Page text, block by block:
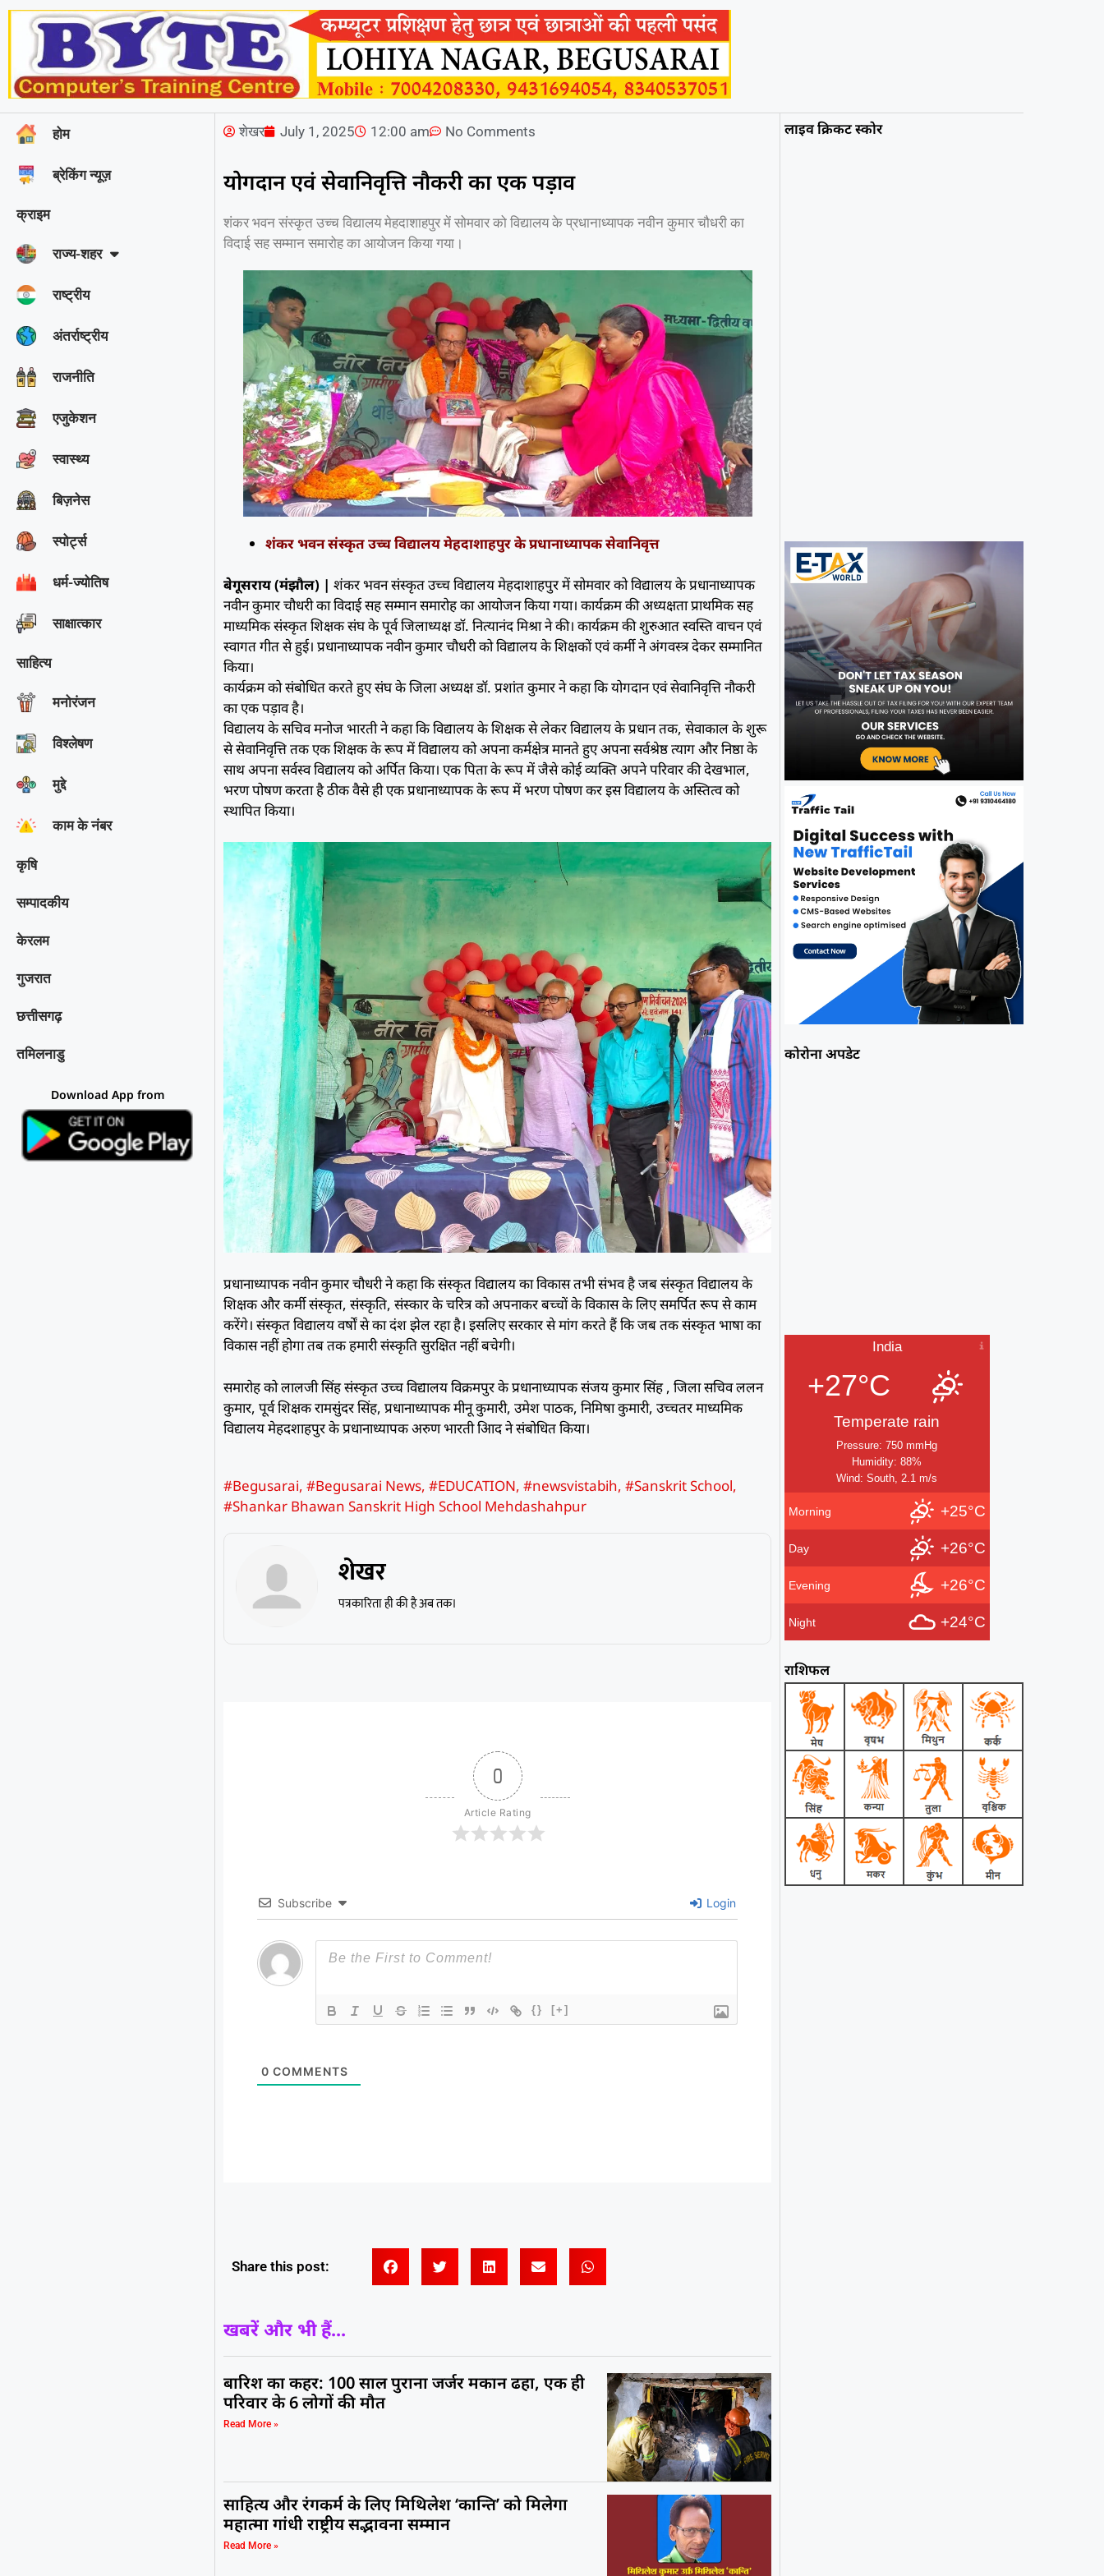
होम
ब्रेकिंग न्यूज़
क्राइम
राज्‍य-शहर
राष्ट्रीय
अंतर्राष्ट्रीय
राजनीति
एजुकेशन
स्वास्थ्य
बिज़नेस
स्पोर्ट्स
धर्म-ज्योतिष
साक्षात्‍कार
साहित्य
मनोरंजन
विश्‍लेषण
मुद्दे
काम के नंबर
कृषि
सम्पादकीय
केरलम
गुजरात
छत्तीसगढ़
तमिलनाडु
Download App from
शेखर July 1, 2025 12:00 am No Comments
योगदान एवं सेवानिवृत्ति नौकरी का एक पड़ाव
शंकर भवन संस्कृत उच्च विद्यालय मेहदाशाहपुर में सोमवार को विद्यालय के प्रधानाध्यापक नवीन कुमार चौधरी का
विदाई सह सम्मान समारोह का आयोजन किया गया।
शंकर भवन संस्कृत उच्च विद्यालय मेहदाशाहपुर के प्रधानाध्यापक सेवानिवृत्त
बेगूसराय (मंझौल) | शंकर भवन संस्कृत उच्च विद्यालय मेहदाशाहपुर में सोमवार को विद्यालय के प्रधानाध्यापक
नवीन कुमार चौधरी का विदाई सह सम्मान समारोह का आयोजन किया गया। कार्यक्रम की अध्यक्षता प्राथमिक सह
माध्यमिक संस्कृत शिक्षक संघ के पूर्व जिलाध्यक्ष डॉ. नित्यानंद मिश्रा ने की। कार्यक्रम की शुरुआत स्वस्ति वाचन एवं
स्वागत गीत से हुई। प्रधानाध्यापक नवीन कुमार चौधरी को विद्यालय के शिक्षकों एवं कर्मी ने अंगवस्त्र देकर सम्मानित
किया।
कार्यक्रम को संबोधित करते हुए संघ के जिला अध्यक्ष डॉ. प्रशांत कुमार ने कहा कि योगदान एवं सेवानिवृत्ति नौकरी
का एक पड़ाव है।
विद्यालय के सचिव मनोज भारती ने कहा कि विद्यालय के शिक्षक से लेकर विद्यालय के प्रधान तक, सेवाकाल के शुरू
से सेवानिवृत्ति तक एक शिक्षक के रूप में विद्यालय को अपना कर्मक्षेत्र मानते हुए अपना सर्वश्रेष्ठ त्याग और निष्ठा के
साथ अपना सर्वस्व विद्यालय को अर्पित किया। एक पिता के रूप में जैसे कोई व्यक्ति अपने परिवार की देखभाल,
भरण पोषण करता है ठीक वैसे ही एक प्रधानाध्यापक के रूप में भरण पोषण कर इस विद्यालय के अस्तित्व को
स्थापित किया।
प्रधानाध्यापक नवीन कुमार चौधरी ने कहा कि संस्कृत विद्यालय का विकास तभी संभव है जब संस्कृत विद्यालय के
शिक्षक और कर्मी संस्कृत, संस्कृति, संस्कार के चरित्र को अपनाकर बच्चों के विकास के लिए समर्पित रूप से काम
करेंगे। संस्कृत विद्यालय वर्षों से का दंश झेल रहा है। इसलिए सरकार से मांग करते हैं कि जब तक संस्कृत भाषा का
विकास नहीं होगा तब तक हमारी संस्कृति सुरक्षित नहीं बचेगी।
समारोह को लालजी सिंह संस्कृत उच्च विद्यालय विक्रमपुर के प्रधानाध्यापक संजय कुमार सिंह , जिला सचिव ललन
कुमार, पूर्व शिक्षक रामसुंदर सिंह, प्रधानाध्यापक मीनू कुमारी, उमेश पाठक, निमिषा कुमारी, उच्चतर माध्यमिक
विद्यालय मेहदशाहपुर के प्रधानाध्यापक अरुण भारती आिद ने संबोधित किया।
#Begusarai,#Begusarai News,#EDUCATION,#newsvistabih,#Sanskrit School,
#Shankar Bhawan Sanskrit High School Mehdashahpur
शेखर
पत्रकारिता ही की है अब तक।
0
Article Rating
Subscribe Login
{} [+]
0 COMMENTS
Share this post:
खबरें और भी हैं...
बारिश का कहर: 100 साल पुराना जर्जर मकान ढहा, एक ही
परिवार के 6 लोगों की मौत
Read More »
साहित्य और रंगकर्म के लिए मिथिलेश ‘कान्ति’ को मिलेगा
महात्मा गांधी राष्ट्रीय सद्भावना सम्मान
Read More »
लाइव क्रिकट स्कोर
कोरोना अपडेट
India
+27°C
Temperate rain
Pressure: 750 mmHg
Humidity: 88%
Wind: South, 2.1 m/s
Morning +25°C
Day +26°C
Evening +26°C
Night +24°C
राशिफल